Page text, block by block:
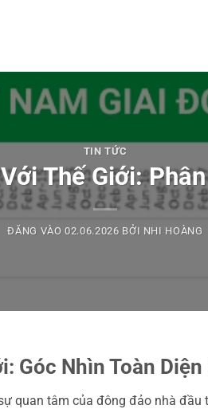
TIN TỨC
Thế Giới:
ĐĂNG VÀO02.06.2026 BỞI NHI HOÀNG
Góc Nhìn Toàn
quan tâm của đông đảo nhà đầu